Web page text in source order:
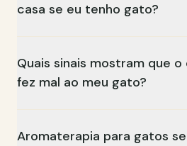
casa se eu tenho gato?
Quais sinais mostram que
fez mal ao meu gato?
Aromaterapia para gatos